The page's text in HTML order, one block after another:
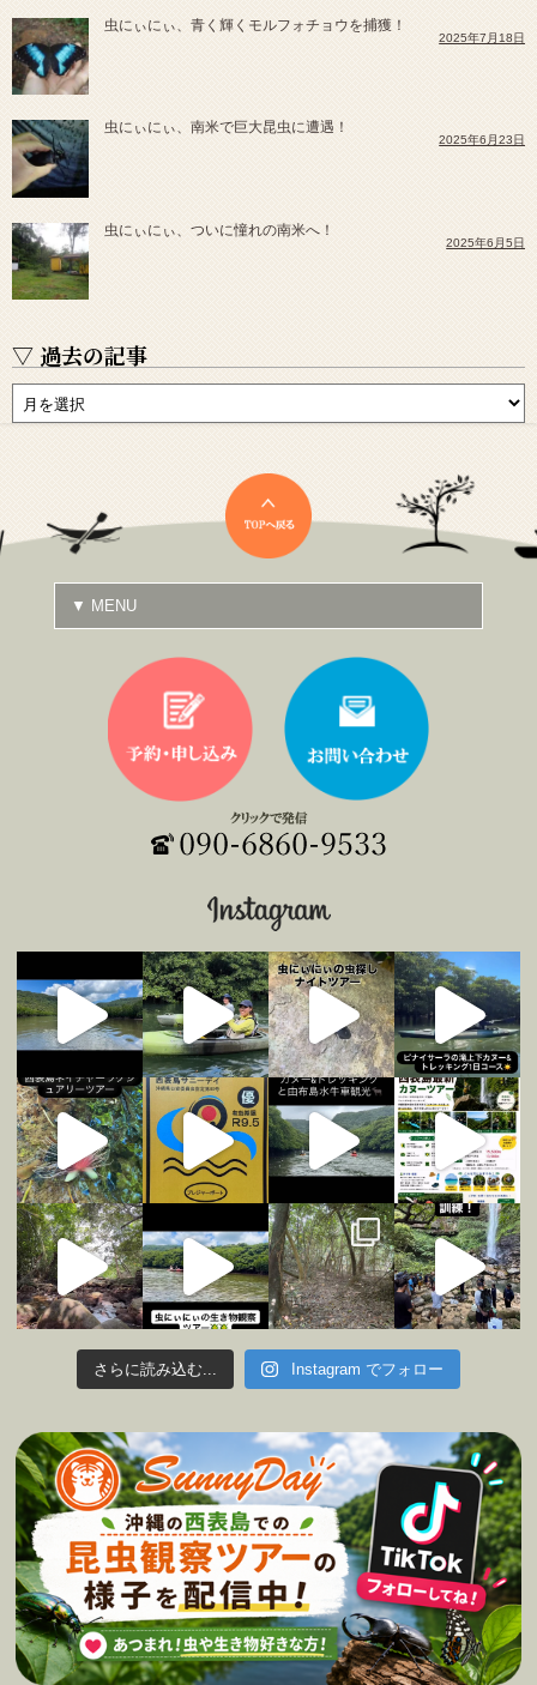
虫にぃにぃ、青く輝くモルフォチョウを捕獲！
2025年7月18日
虫にぃにぃ、南米で巨大昆虫に遭遇！
2025年6月23日
虫にぃにぃ、ついに憧れの南米へ！
2025年6月5日
▽ 過去の記事
さらに読み込む... Instagram でフォロー